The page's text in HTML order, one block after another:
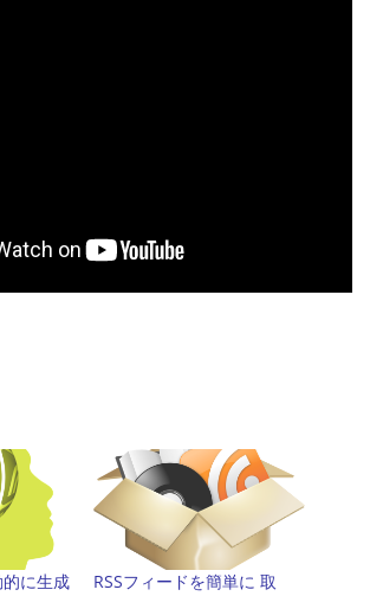
的に生成
RSSフィードを簡単に 取